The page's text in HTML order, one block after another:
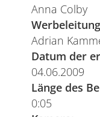
Anna Colby
Adrian
Datum der
04.06.2009
Länge des
0:05